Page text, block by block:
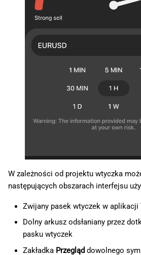
W zależności od projektu wtyczka
następujących obszarach interfejsu
Zwijany pasek wtyczek w aplikacji
Dolny arkusz odsłaniany przez
pasku wtyczek
Zakładka Przegląd dowolnego